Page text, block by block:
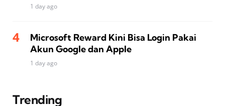
1 day ago
Microsoft Reward Kini Bisa Login Pakai
Akun Google dan Apple
1 day ago
Trending